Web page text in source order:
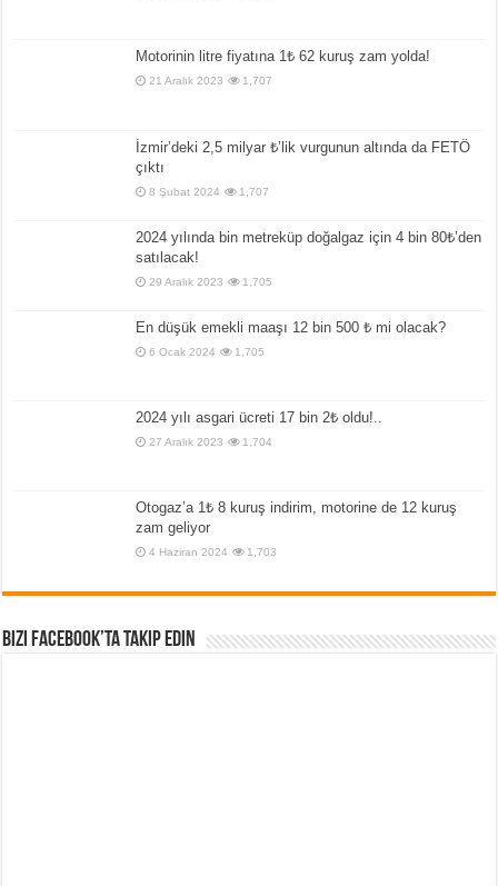
Motorinin litre fiyatına 1₺ 62 kuruş zam yolda!
21 Aralık 2023 1,707
İzmir’deki 2,5 milyar ₺’lik vurgunun altında da FETÖ
çıktı
8 Şubat 2024 1,707
2024 yılında bin metreküp doğalgaz için 4 bin 80₺’den
satılacak!
29 Aralık 2023 1,705
En düşük emekli maaşı 12 bin 500 ₺ mi olacak?
6 Ocak 2024 1,705
2024 yılı asgari ücreti 17 bin 2₺ oldu!..
27 Aralık 2023 1,704
Otogaz’a 1₺ 8 kuruş indirim, motorine de 12 kuruş
zam geliyor
4 Haziran 2024 1,703
Bizi Facebook’ta Takip Edin